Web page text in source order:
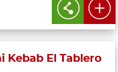
Kebab El Tablero